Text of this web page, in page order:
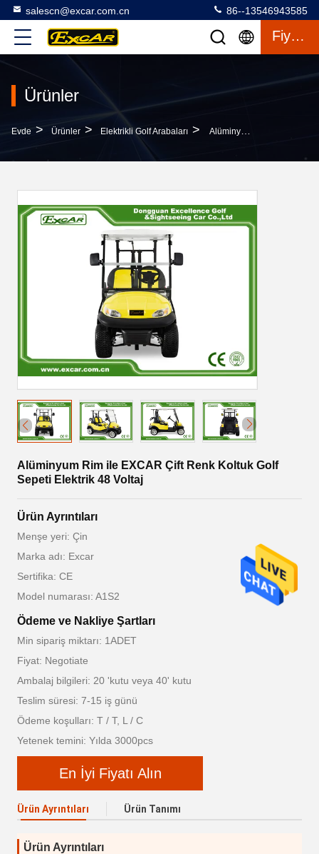
salescn@excar.com.cn 86--13546943585
Fiyat Teklifi
Ürünler
Evde > Ürünler > Elektrikli Golf Arabaları > Alüminyum Rim Ile EXCAR Çift Renk Koltuk Golf Sepeti Elektrik 48 Voltaj
Alüminyum Rim ile EXCAR Çift Renk Koltuk Golf
Sepeti Elektrik 48 Voltaj
Ürün Ayrıntıları
Menşe yeri: Çin
Marka adı: Excar
Sertifika: CE
Model numarası: A1S2
Ödeme ve Nakliye Şartları
Min sipariş miktarı: 1ADET
Fiyat: Negotiate
Ambalaj bilgileri: 20 'kutu veya 40' kutu
Teslim süresi: 7-15 iş günü
Ödeme koşulları: T / T, L / C
Yetenek temini: Yılda 3000pcs
En İyi Fiyatı Alın
Ürün Ayrıntıları Ürün Tanımı
Ürün Ayrıntıları